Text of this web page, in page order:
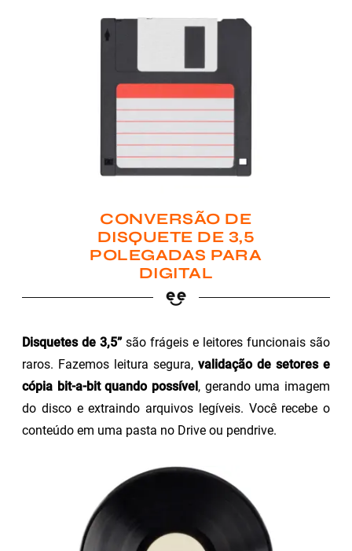
CONVERSÃO DE
DISQUETE DE 3,5
POLEGADAS PARA
DIGITAL
Disquetes de 3,5”são frágeis e leitores funcionais são
raros. Fazemos leitura segura, validação de setores e
cópia bit-a-bit quando possível, gerando uma imagem
do disco e extraindo arquivos legíveis. Você recebe o
conteúdo em uma pasta no Drive ou pendrive.